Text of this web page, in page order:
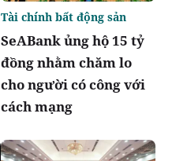
SeABank ủng hộ 15 tỷ
đồng nhằm chăm lo
cho người có công với
cách mạng
Tài chính bất động sản